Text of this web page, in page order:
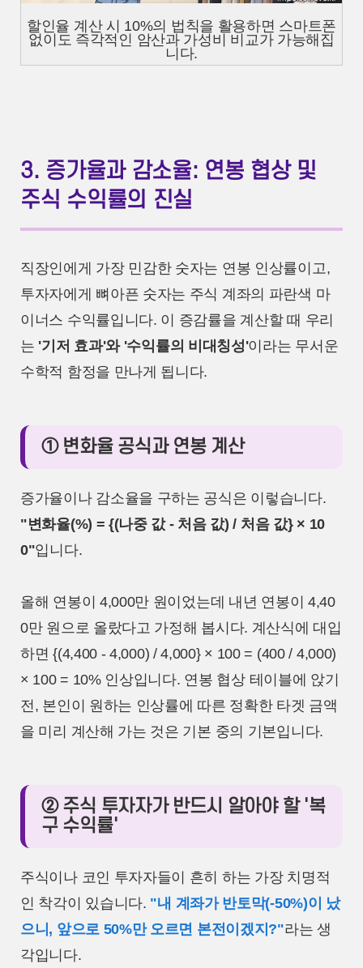
할인율 계산 시 10%의 법칙을 활용하면 스마트폰
없이도 즉각적인 암산과 가성비 비교가 가능해집
니다.
3. 증가율과 감소율: 연봉 협상 및
주식 수익률의 진실
직장인에게 가장 민감한 숫자는 연봉 인상률이고,
투자자에게 뼈아픈 숫자는 주식 계좌의 파란색 마
이너스 수익률입니다. 이 증감률을 계산할 때 우리
는 '기저 효과'와 '수익률의 비대칭성'이라는 무서운
수학적 함정을 만나게 됩니다.
① 변화율 공식과 연봉 계산
증가율이나 감소율을 구하는 공식은 이렇습니다.
"변화율(%) = {(나중 값 - 처음 값) / 처음 값} × 10
0"입니다.
올해 연봉이 4,000만 원이었는데 내년 연봉이 4,40
0만 원으로 올랐다고 가정해 봅시다. 계산식에 대입
하면 {(4,400 - 4,000) / 4,000} × 100 = (400 / 4,000)
× 100 = 10% 인상입니다. 연봉 협상 테이블에 앉기
전, 본인이 원하는 인상률에 따른 정확한 타겟 금액
을 미리 계산해 가는 것은 기본 중의 기본입니다.
② 주식 투자자가 반드시 알아야 할 '복
구 수익률'
주식이나 코인 투자자들이 흔히 하는 가장 치명적
인 착각이 있습니다. "내 계좌가 반토막(-50%)이 났
으니, 앞으로 50%만 오르면 본전이겠지?"라는 생
각입니다.